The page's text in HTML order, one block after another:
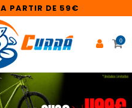
A PARTIR DE 59€
0